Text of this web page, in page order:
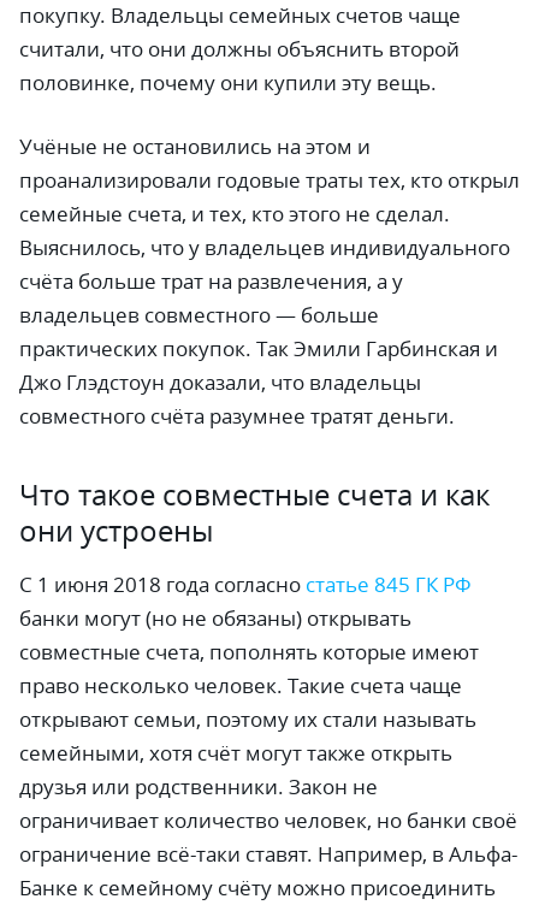
покупку. Владельцы семейных счетов чаще
считали, что они должны объяснить второй
половинке, почему они купили эту вещь.
Учёные не остановились на этом и
проанализировали годовые траты тех, кто открыл
семейные счета, и тех, кто этого не сделал.
Выяснилось, что у владельцев индивидуального
счёта больше трат на развлечения, а у
владельцев совместного — больше
практических покупок. Так Эмили Гарбинская и
Джо Глэдстоун доказали, что владельцы
совместного счёта разумнее тратят деньги.
Что такое совместные счета и как
они устроены
С 1 июня 2018 года согласно статье 845 ГК РФ
банки могут (но не обязаны) открывать
совместные счета, пополнять которые имеют
право несколько человек. Такие счета чаще
открывают семьи, поэтому их стали называть
семейными, хотя счёт могут также открыть
друзья или родственники. Закон не
ограничивает количество человек, но банки своё
ограничение всё-таки ставят. Например, в Альфа-
Банке к семейному счёту можно присоединить